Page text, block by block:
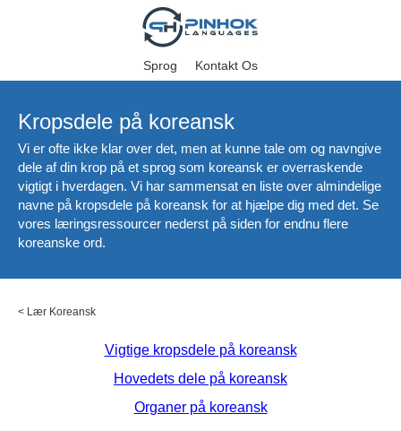
Sprog Kontakt Os
Kropsdele på koreansk
Vi er ofte ikke klar over det, men at kunne tale om og navngive
dele af din krop på et sprog som koreansk er overraskende
vigtigt i hverdagen. Vi har sammensat en liste over almindelige
navne på kropsdele på koreansk for at hjælpe dig med det. Se
vores læringsressourcer nederst på siden for endnu flere
koreanske ord.
< Lær Koreansk
Vigtige kropsdele på koreansk
Hovedets dele på koreansk
Organer på koreansk